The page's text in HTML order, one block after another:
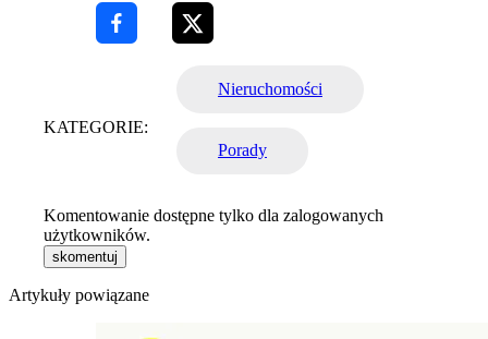
KATEGORIE:
Nieruchomości
Porady
Komentowanie dostępne tylko dla zalogowanych
użytkowników.
skomentuj
Artykuły powiązane